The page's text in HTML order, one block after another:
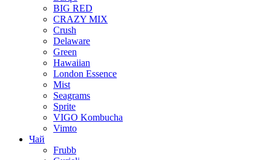
BIG RED
CRAZY MIX
Crush
Delaware
Green
Hawaiian
London Essence
Mist
Seagrams
Sprite
VIGO Kombucha
Vimto
Чай
Frubb